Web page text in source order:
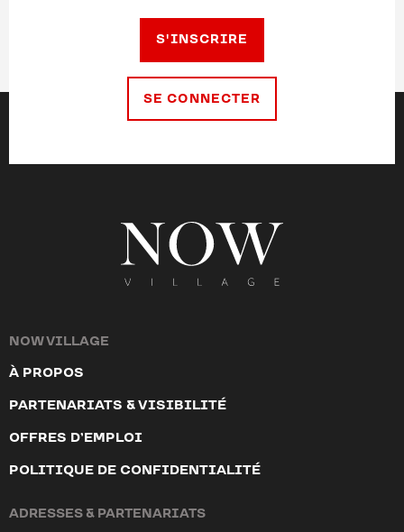
S'INSCRIRE
SE CONNECTER
NOW VILLAGE
À PROPOS
PARTENARIATS & VISIBILITÉ
OFFRES D’EMPLOI
POLITIQUE DE CONFIDENTIALITÉ
ADRESSES & PARTENARIATS